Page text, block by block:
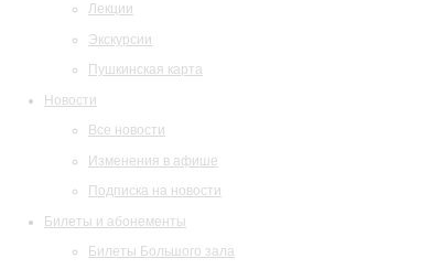
Лекции
Экскурсии
Пушкинская карта
Новости
Все новости
Изменения в афише
Подписка на новости
Билеты и абонементы
Билеты Большого зала